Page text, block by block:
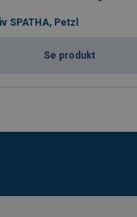
SPATHA, Petzl
Se produkt